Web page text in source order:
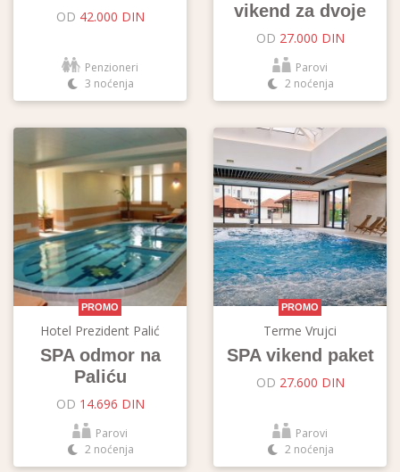
OD 42.000 DIN
Penzioneri
3 noćenja
vikend za dvoje
OD 27.000 DIN
Parovi
2 noćenja
PROMO
Hotel Prezident Palić
SPA odmor na
Paliću
OD 14.696 DIN
Parovi
2 noćenja
PROMO
Terme Vrujci
SPA vikend paket
OD 27.600 DIN
Parovi
2 noćenja